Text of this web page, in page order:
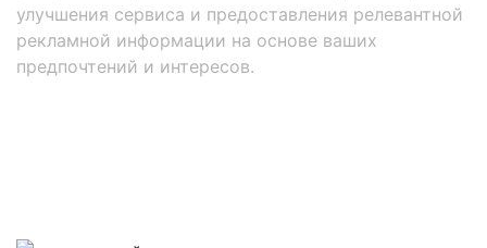
улучшения сервиса и предоставления релевантной
рекламной информации на основе ваших
предпочтений и интересов.